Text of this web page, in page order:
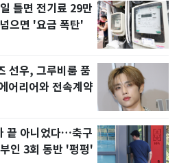
틀면 전기료 29만
으면 '요금 폭탄'
선우, 그루비룸 품
어리어와 전속계약
끝 아니었다…축구
인 3회 동반 '펑펑'